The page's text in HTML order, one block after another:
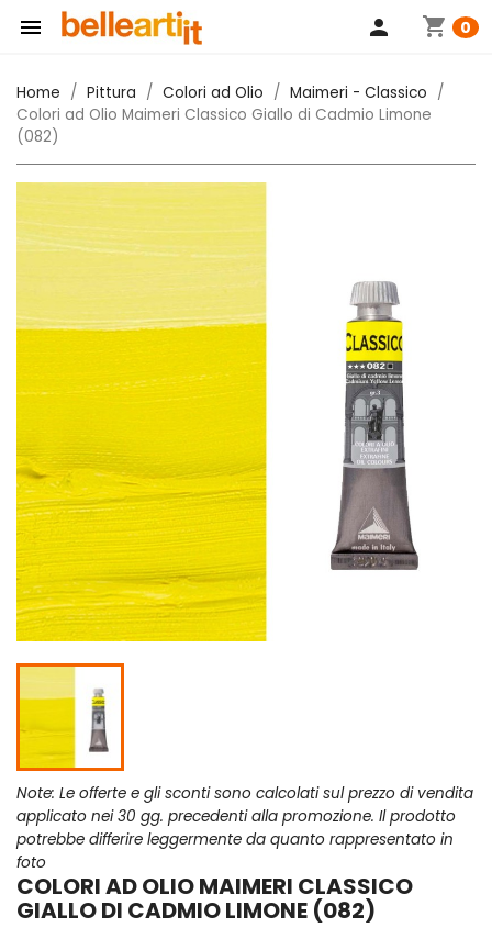
 shopping_cart 0
person
Home Pittura Colori ad Olio
Maimeri - Classico
Colori ad Olio Maimeri Classico Giallo di Cadmio Limone
(082)
Note: Le offerte e gli sconti sono calcolati sul prezzo di vendita
applicato nei 30 gg. precedenti alla promozione. Il prodotto
potrebbe differire leggermente da quanto rappresentato in
foto
COLORI AD OLIO MAIMERI CLASSICO
GIALLO DI CADMIO LIMONE (082)